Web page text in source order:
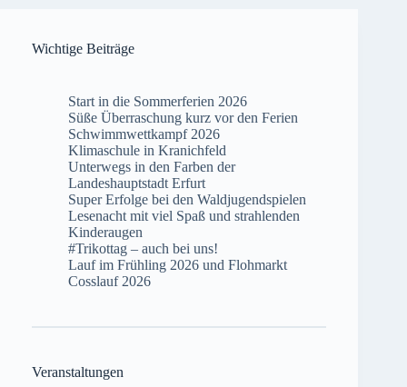
Wichtige Beiträge
Start in die Sommerferien 2026
Süße Überraschung kurz vor den Ferien
Schwimmwettkampf 2026
Klimaschule in Kranichfeld
Unterwegs in den Farben der
Landeshauptstadt Erfurt
Super Erfolge bei den Waldjugendspielen
Lesenacht mit viel Spaß und strahlenden
Kinderaugen
#Trikottag – auch bei uns!
Lauf im Frühling 2026 und Flohmarkt
Cosslauf 2026
Veranstaltungen